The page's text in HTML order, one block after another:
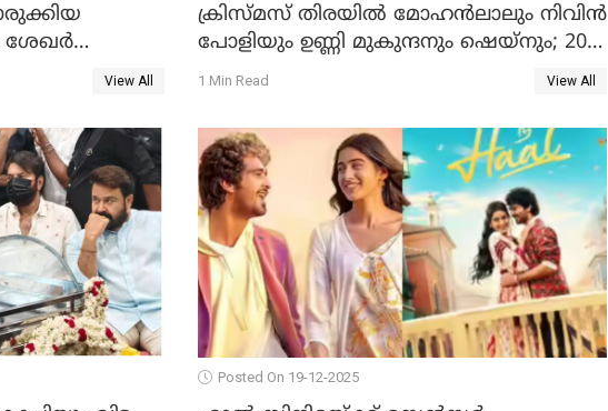
ശേഖര്‍
View All
ക്രിസ്മസ് തിരയിൽ മോഹൻലാലും നിവിൻ
പോളിയും ഉണ്ണി മുകുന്ദനും ഷെയ്‌നും; 200
കോടി മുടക്കിയെത്തുന്ന വൃഷഭയുൾപ്പെടെ
1 Min Read View All
Posted On 19-12-2025